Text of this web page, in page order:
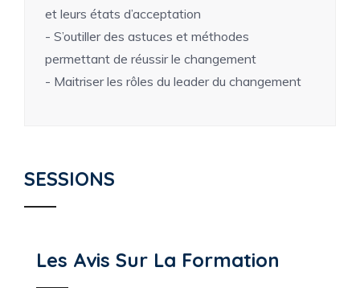
et leurs états d’acceptation
- S’outiller des astuces et méthodes
permettant de réussir le changement
- Maitriser les rôles du leader du changement
SESSIONS
Les Avis Sur La Formation